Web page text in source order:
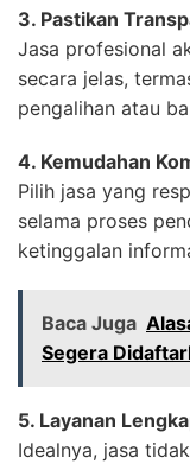
3. Pastikan
Jasa profesional
secara jelas,
pengalihan atau
4. Kemudahan
Pilih jasa yang
selama proses
ketinggalan
Baca Juga
Segera
5. Layanan
Idealnya, jasa